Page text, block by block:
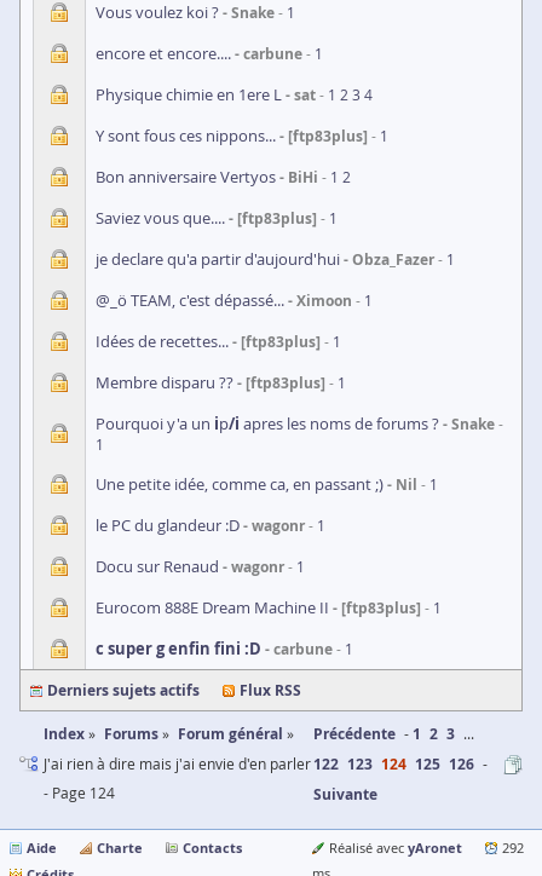
Vous voulez koi ? Snake 1
encore et encore.... carbune 1
Physique chimie en 1ere L sat 1 2 3 4
Y sont fous ces nippons... [ftp83plus] 1
Bon anniversaire Vertyos BiHi 1 2
Saviez vous que.... [ftp83plus] 1
je declare qu'a partir d'aujourd'hui Obza_Fazer 1
@_ö TEAM, c'est dépassé... Ximoon 1
Idées de recettes... [ftp83plus] 1
Membre disparu ?? [ftp83plus] 1
Pourquoi y'a un ip/i apres les noms de forums ? Snake
1
Une petite idée, comme ca, en passant ;) Nil 1
le PC du glandeur :D wagonr 1
Docu sur Renaud wagonr 1
Eurocom 888E Dream Machine II [ftp83plus] 1
c super g enfin fini :D carbune 1
Derniers sujets actifs Flux RSS
Index Forums Forum général
J'ai rien à dire mais j'ai envie d'en parler
- Page 124
Précédente 1 2 3 ...
122 123 124 125 126
Suivante
Aide Charte
Contacts
Réalisé avec yAronet
292